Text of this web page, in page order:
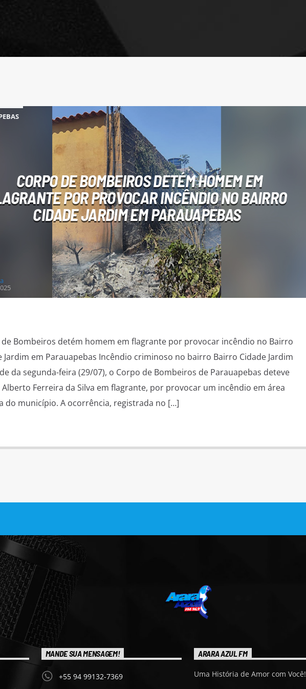
CORPO DE BOMBEIROS DETÉM HOMEM EM
POR PROVOCAR INCÊNDIO NO BAIRRO
CIDADE JARDIM EM PARAUAPEBAS
de Bombeiros detém homem em flagrante por provocar incêndio no Bairro
Jardim em Parauapebas Incêndio criminoso no bairro Bairro Cidade Jardim
da segunda-feira (29/07), o Corpo de Bombeiros de Parauapebas deteve
Alberto Ferreira da Silva em flagrante, por provocar um incêndio em área
do município. A ocorrência, registrada no […]
MANDE SUA MENSAGEM!
+55 94 99132-7369
ARARA AZUL FM
Uma História de Amor com Você!